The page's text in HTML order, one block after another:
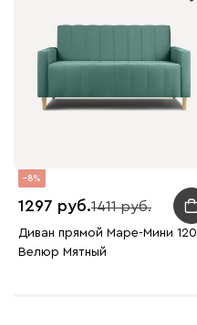
8
1297 1411
Диван прямой Маре-Мини 120
Велюр Мятный